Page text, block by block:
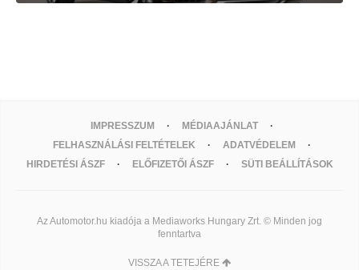
IMPRESSZUM
MÉDIAAJÁNLAT
FELHASZNÁLÁSI FELTÉTELEK
ADATVÉDELEM
HIRDETÉSI ÁSZF
ELŐFIZETŐI ÁSZF SÜTI BEÁLLÍTÁSOK
Az Automotor.hu kiadója a Mediaworks Hungary Zrt. © Minden jog
fenntartva
VISSZA A TETEJÉRE